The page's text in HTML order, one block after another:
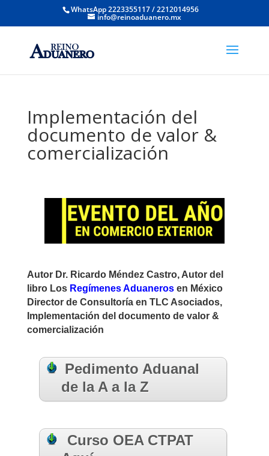
WhatsApp 2223355117 / 2212014956
info@reinoaduanero.mx
Implementación del
documento de valor &
comercialización
Autor Dr. Ricardo Méndez Castro, Autor del
libro Los Regímenes Aduanerosen México
Director de Consultoría en TLC Asociados,
Implementación del documento de valor &
comercialización
Pedimento Aduanal
de la A a la Z
Curso OEA CTPAT